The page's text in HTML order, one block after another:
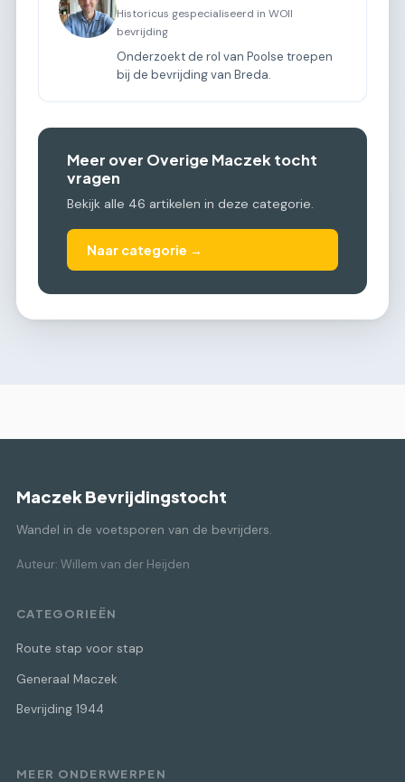
Historicus gespecialiseerd in WOII
bevrijding
Onderzoekt de rol van Poolse troepen
bij de bevrijding van Breda.
Meer over Overige Maczek tocht
vragen
Bekijk alle 46 artikelen in deze categorie.
Naar categorie →
Maczek Bevrijdingstocht
Wandel in de voetsporen van de bevrijders.
Auteur: Willem van der Heijden
CATEGORIEËN
Route stap voor stap
Generaal Maczek
Bevrijding 1944
MEER ONDERWERPEN